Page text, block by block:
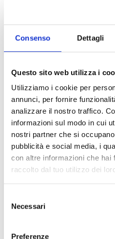
Consenso Dettagli
Questo sito web utilizza i
Utilizziamo i cookie per
annunci, per fornire
analizzare il nostro traffico.
informazioni sul modo in cui
nostri partner che si
pubblicità e social media, i
con altre informazioni che hai
raccolto dal tuo utilizzo dei
delNecessari
Preferenze
-15%
40 45
REV'IT
€ 159,99
€ 135,99
44 45
REV'IT